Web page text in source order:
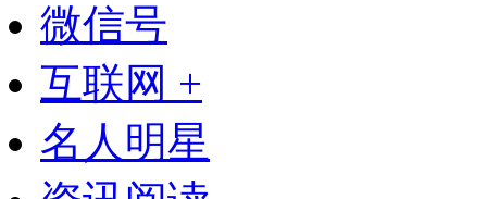
微信号
互联网 +
名人明星